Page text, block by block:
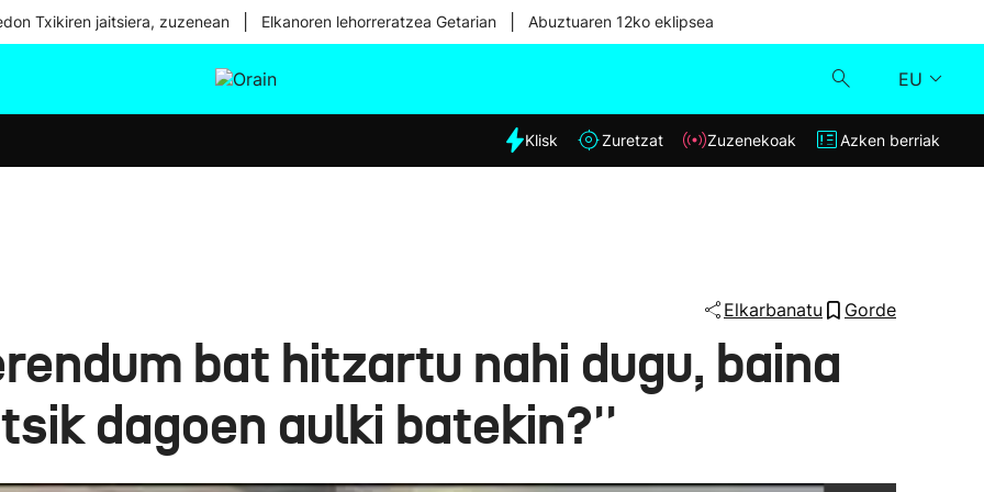
Txikiren jaitsiera, zuzenean Elkanoren lehorreratzea Getarian Abuztuaren 12ko eklipsea
EU
Eguraldia
Klisk
Azken berriak
Klisk Zuretzat Zuzenekoak Azken berriak
Elkarbanatu Gorde
bat hitzartu nahi dugu, baina
dagoen aulki batekin?''